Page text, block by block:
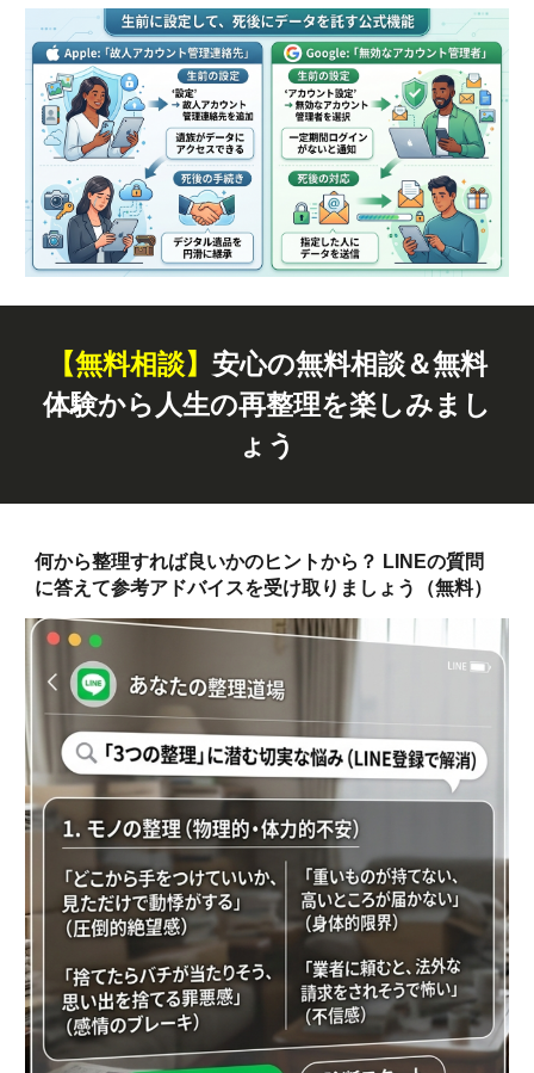
【無料相談】 安心の無料相談＆無料
体験から人生の再整理を楽しみまし
ょう
何から整理すれば良いかのヒントから？ LINEの質問
に答えて参考アドバイスを受け取りましょう（無料）